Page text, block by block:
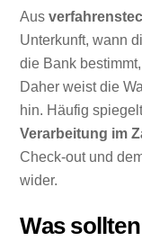
Aus
Unterkunft, wann
die Bank
Daher weist die
hin. Häufig
Verarbeitung im
Check-out und
wider.
Was